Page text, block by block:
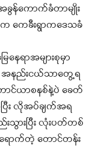
န်ကောက်ခံတာမျိုး
ကေခီးရွာကဒေသခံ
ေရာအများစုမှာ
အနည်းငယ်သာတွေ့ရ
ာင်ယာစနစ်နဲ့ပဲ ခေတ်
လိုအပ်ချက်အရ
သွားပြီး လုံးပတ်တစ်
ာက်တဲ့ တောင်တန်း